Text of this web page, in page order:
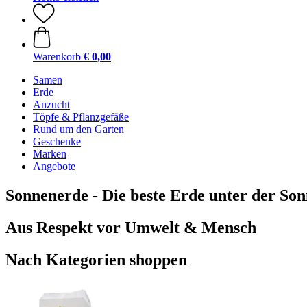
Warenkorb € 0,00
Samen
Erde
Anzucht
Töpfe & Pflanzgefäße
Rund um den Garten
Geschenke
Marken
Angebote
Sonnenerde - Die beste Erde unter der
Aus Respekt vor Umwelt & Mensch
Nach Kategorien shoppen